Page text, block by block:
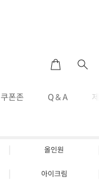
쿠폰존 Q & A
올인원
아이크림